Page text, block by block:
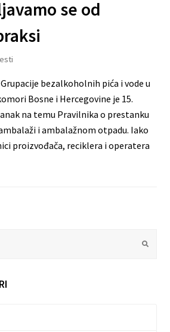
se od
bezalkoholnih pića i vode u
Bosne i Hercegovine je 15.
na temu Pravilnika o prestanku
i ambalažnom otpadu. Iako
proizvođača, reciklera i operatera
Submit